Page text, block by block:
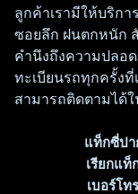
ลูกค้าเรามีให้บริกา
ซอยลึก ฝนตกหนัก สั
คำนึงถึงความปลอ
ทะเบียนรถทุกครั้ง
สามารถติดตามได้
แท็
เรียก
เบอร์โ